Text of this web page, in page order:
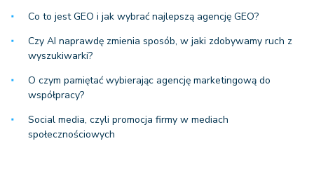
Co to jest GEO i jak wybrać najlepszą agencję GEO?
Czy AI naprawdę zmienia sposób, w jaki zdobywamy ruch z
wyszukiwarki?
O czym pamiętać wybierając agencję marketingową do
współpracy?
Social media, czyli promocja firmy w mediach
społecznościowych